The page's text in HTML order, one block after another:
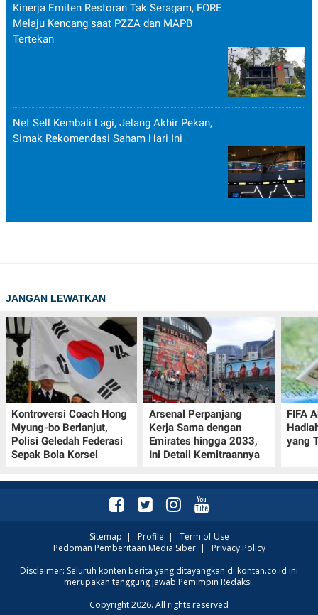
Kinerja Emiten Restoran Tak Seragam, FORE
Melaju Kencang saat PZZA dan MAPB
Tertekan
Net Sell Kembali Lagi, Jelang Akhir Pekan,
Simak Rekomendasi Saham Hari Ini
JANGAN LEWATKAN
Kontroversi Coach Hong
Myung-bo Berlanjut,
Polisi Geledah Federasi
Sepak Bola Korsel
Arsenal Perpanjang
Kerja Sama dengan
Emirates hingga 2033,
Ini Detail Kemitraannya
FIFA
yang
Prakiraan Cuaca Kota
Surabaya Hari Ini 7
Sitemap | Profile | Term of Use
Pedoman Pemberitaan Media Siber| Privacy Policy
Disclaimer: Seluruh konten berita yang ditayangkan di kontan.co.id ini
merupakan tanggung jawab Pemimpin Redaksi.
Copyright 2026. All rights reserved